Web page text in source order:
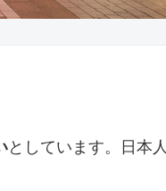
としています。日本人